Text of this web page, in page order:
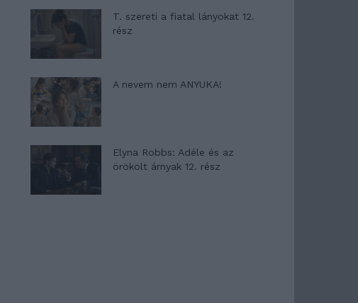
T. szereti a fiatal lányokat 12.
rész
A nevem nem ANYUKA!
Elyna Robbs: Adéle és az
örökölt árnyak 12. rész